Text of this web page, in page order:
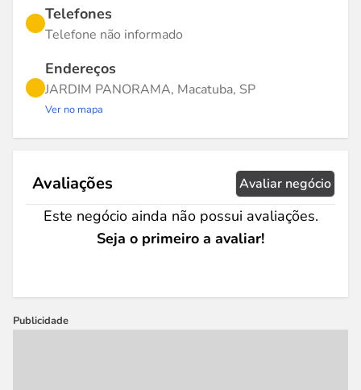
Telefones
Telefone não informado
Endereços
JARDIM PANORAMA, Macatuba, SP
Ver no mapa
Avaliações Avaliar negócio
Este negócio ainda não possui avaliações.
Seja o primeiro a avaliar!
Publicidade